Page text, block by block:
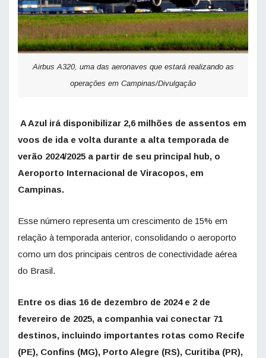
Airbus A320, uma das aeronaves que estará realizando as
operações em Campinas/Divulgação
A Azul irá disponibilizar 2,6 milhões de assentos em
voos de ida e volta durante a alta temporada de
verão 2024/2025 a partir de seu principal hub, o
Aeroporto Internacional de Viracopos, em
Campinas.
Esse número representa um crescimento de 15% em
relação à temporada anterior, consolidando o aeroporto
como um dos principais centros de conectividade aérea
do Brasil.
Entre os dias 16 de dezembro de 2024 e 2 de
fevereiro de 2025, a companhia vai conectar 71
destinos, incluindo importantes rotas como Recife
(PE), Confins (MG), Porto Alegre (RS), Curitiba (PR),